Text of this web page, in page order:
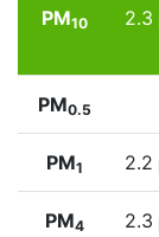
PM10 2.3
PM0.5
PM1 2.2
PM4 2.3